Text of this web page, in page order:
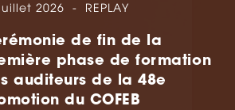
2026 REPLAY
de fin de la
phase de formation
auditeurs de la 48e
du COFEB